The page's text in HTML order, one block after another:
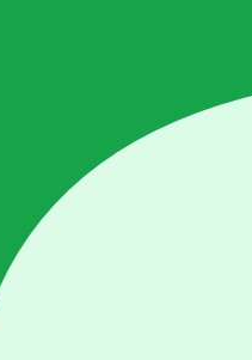
(sedikit lebih besar dari bayam)
(25–28°C) selama 2–3 hari
terang
bayam, tapi lebih kecil dari